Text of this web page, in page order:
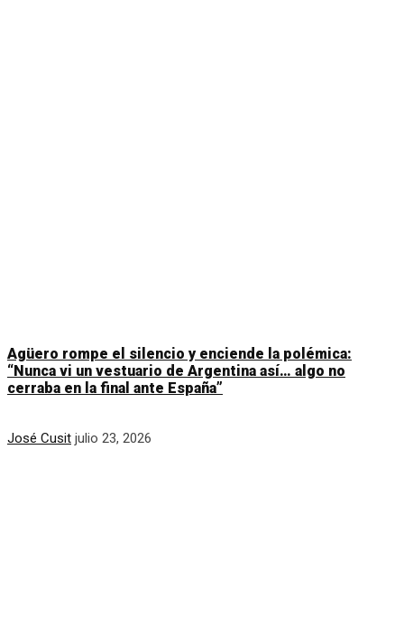
Agüero rompe el silencio y enciende la polémica:
“Nunca vi un vestuario de Argentina así… algo no
cerraba en la final ante España”
José Cusit julio 23, 2026